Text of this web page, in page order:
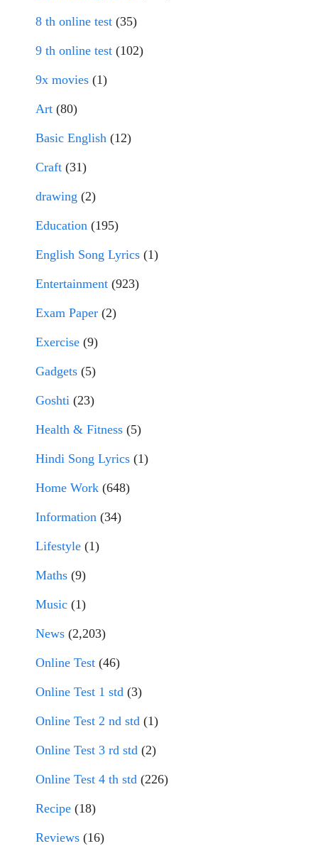
8 th online test (35)
9 th online test (102)
9x movies (1)
Art (80)
Basic English (12)
Craft (31)
drawing (2)
Education (195)
English Song Lyrics (1)
Entertainment (923)
Exam Paper (2)
Exercise (9)
Gadgets (5)
Goshti (23)
Health & Fitness (5)
Hindi Song Lyrics (1)
Home Work (648)
Information (34)
Lifestyle (1)
Maths (9)
Music (1)
News (2,203)
Online Test (46)
Online Test 1 std (3)
Online Test 2 nd std (1)
Online Test 3 rd std (2)
Online Test 4 th std (226)
Recipe (18)
Reviews (16)